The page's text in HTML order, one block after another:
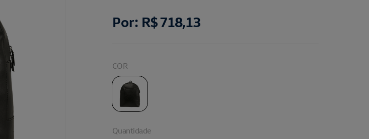
Por: R$ 718,13
COR
Quantidade